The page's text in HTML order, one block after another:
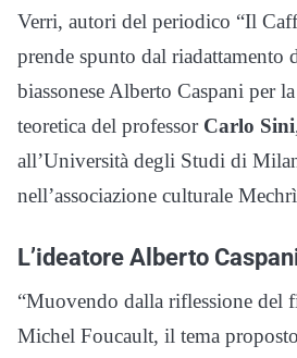
Verri, autori del periodico “Il
prende spunto dal riadattamento
biassonese Alberto Caspani per
teoretica del professor Carlo Sini
all’Università degli Studi di
nell’associazione culturale
L’ideatore Alberto
“Muovendo dalla riflessione del
Michel Foucault, il tema